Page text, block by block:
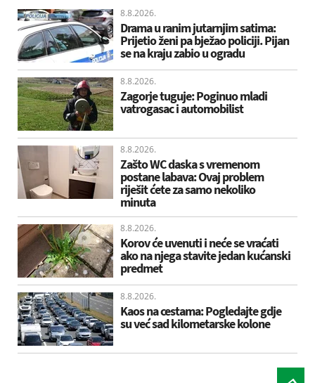
8.8.2026.
Drama u ranim jutarnjim satima:
Prijetio ženi pa bježao policiji. Pijan
se na kraju zabio u ogradu
8.8.2026.
Zagorje tuguje: Poginuo mladi
vatrogasac i automobilist
8.8.2026.
Zašto WC daska s vremenom
postane labava: Ovaj problem
riješit ćete za samo nekoliko
minuta
8.8.2026.
Korov će uvenuti i neće se vraćati
ako na njega stavite jedan kućanski
predmet
8.8.2026.
Kaos na cestama: Pogledajte gdje
su već sad kilometarske kolone